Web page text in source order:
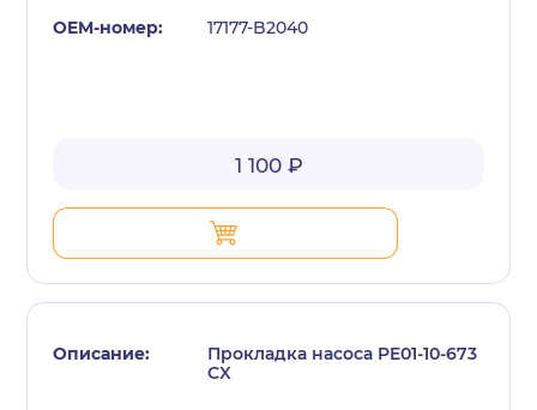
17177-B2040
1 100 ₽
Прокладка насоса PE01-10-673
CX